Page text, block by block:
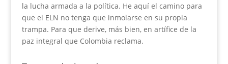
la lucha armada a la política. He aquí el camino para
que el ELN no tenga que inmolarse en su propia
trampa. Para que derive, más bien, en artífice de la
paz integral que Colombia reclama.